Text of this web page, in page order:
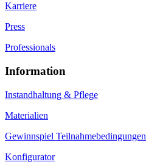
Karriere
Press
Professionals
Information
Instandhaltung & Pflege
Materialien
Gewinnspiel Teilnahmebedingungen
Konfigurator